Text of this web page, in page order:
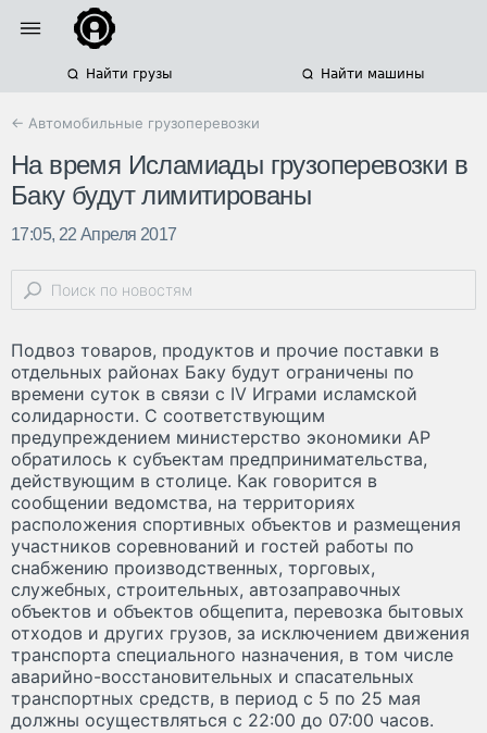
Найти грузы Найти машины
← Автомобильные грузоперевозки
На время Исламиады грузоперевозки в
Баку будут лимитированы
17:05, 22 Апреля 2017
Подвоз товаров, продуктов и прочие поставки в
отдельных районах Баку будут ограничены по
времени суток в связи с IV Играми исламской
солидарности. С соответствующим
предупреждением министерство экономики АР
обратилось к субъектам предпринимательства,
действующим в столице. Как говорится в
сообщении ведомства, на территориях
расположения спортивных объектов и размещения
участников соревнований и гостей работы по
снабжению производственных, торговых,
служебных, строительных, автозаправочных
объектов и объектов общепита, перевозка бытовых
отходов и других грузов, за исключением движения
транспорта специального назначения, в том числе
аварийно-восстановительных и спасательных
транспортных средств, в период с 5 по 25 мая
должны осуществляться с 22:00 до 07:00 часов.